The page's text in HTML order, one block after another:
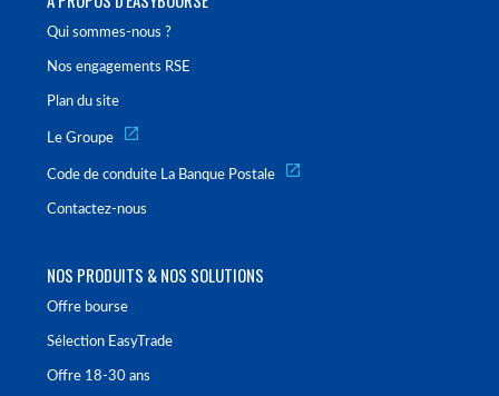
Qui sommes-nous ?
Nos engagements RSE
Plan du site
Le Groupe
Code de conduite La Banque Postale
Contactez-nous
NOS PRODUITS & NOS SOLUTIONS
Offre bourse
Sélection EasyTrade
Offre 18-30 ans